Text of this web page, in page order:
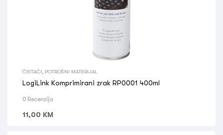
ČISTAČI POTROŠNI MATERIJAL
LogiLink Komprimirani zrak RP0001 400ml
0 Recenzija
11,00 KM